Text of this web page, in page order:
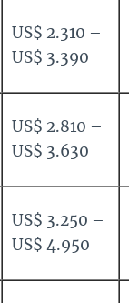
US$ 2.310 –
US$ 3.390
US$ 2.810 –
US$ 3.630
US$ 3.250 –
US$ 4.950